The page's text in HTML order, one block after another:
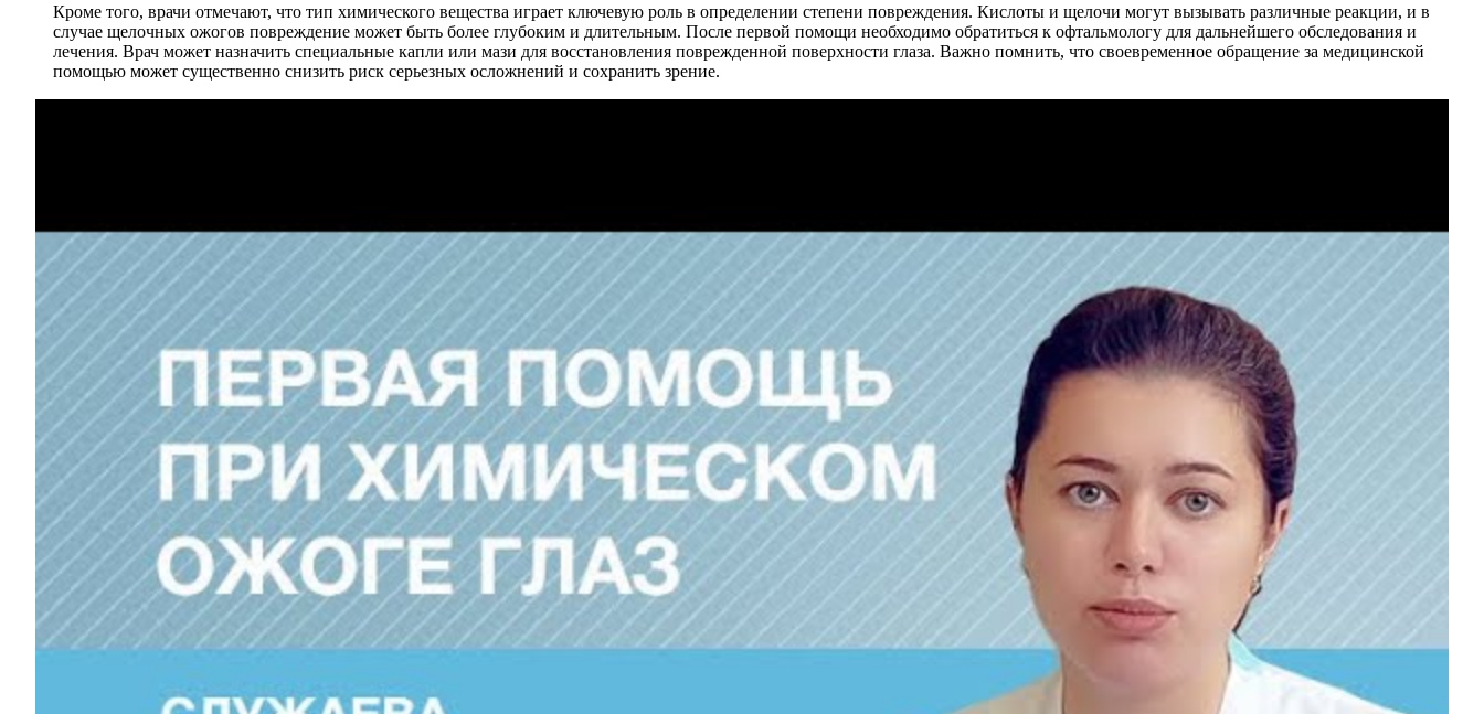
Кроме того, врачи отмечают, что тип химического вещества играет ключевую роль в определении степени повреждения. Кислоты и щелочи могут вызывать различные реакции, и в
случае щелочных ожогов повреждение может быть более глубоким и длительным. После первой помощи необходимо обратиться к офтальмологу для дальнейшего обследования и
лечения. Врач может назначить специальные капли или мази для восстановления поврежденной поверхности глаза. Важно помнить, что своевременное обращение за медицинской
помощью может существенно снизить риск серьезных осложнений и сохранить зрение.